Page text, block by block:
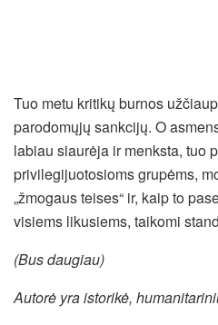
Tuo metu kritikų burnos
parodomųjų sankcijų. O
labiau siaurėja ir menksta, tuo
privilegijuotosioms grupėms,
„žmogaus teises“ ir, kaip to
visiems likusiems, taikomi
(Bus daugiau)
Autorė yra istorikė,